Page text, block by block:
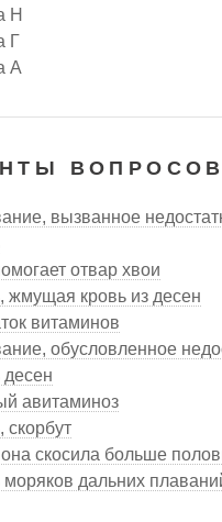
Н
Г
А
вызванное
отвар хвои
жмущая кровь из десен
витаминов
обусловленное
десен
авитаминоз
скорбут
скосила больше
моряков дальних